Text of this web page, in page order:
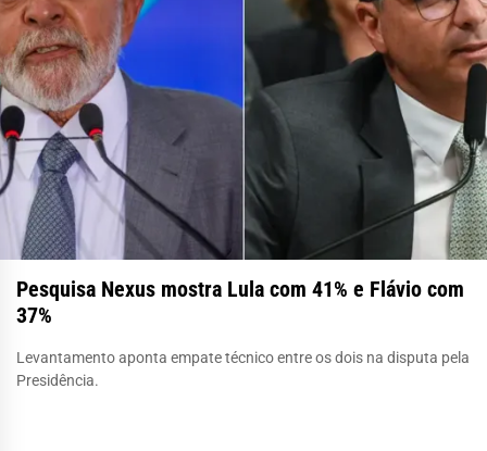
Pesquisa Nexus mostra Lula com 41% e Flávio com
37%
Levantamento aponta empate técnico entre os dois na disputa pela
Presidência.